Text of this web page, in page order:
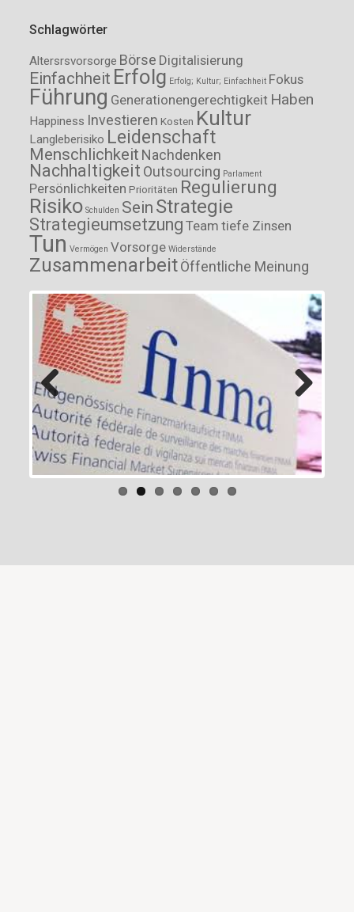
Schlagwörter
Altersrsvorsorge Börse Digitalisierung
Einfachheit Erfolg Erfolg; Kultur; Einfachheit Fokus
Führung Generationengerechtigkeit Haben
Happiness Investieren Kosten Kultur
Langleberisiko Leidenschaft
Menschlichkeit Nachdenken
Nachhaltigkeit Outsourcing Parlament
Persönlichkeiten Prioritäten Regulierung
Risiko Schulden Sein Strategie
Strategieumsetzung Team tiefe Zinsen
Tun Vermögen Vorsorge Widerstände
ZusammenarbeitÖffentliche Meinung
Previous Next